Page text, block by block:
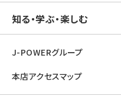
知る・学ぶ・楽しむ
J-POWERグループ
本店アクセスマップ